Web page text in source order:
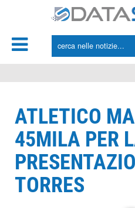
ATLETICO
45MILA PER
TORRES